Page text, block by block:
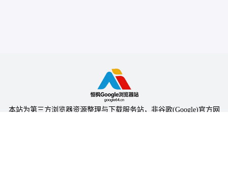
本站为第三方浏览器资源整理与下载服务站，非谷歌(Google)官方网